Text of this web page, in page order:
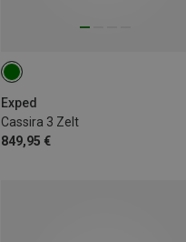
Exped
Cassira 3 Zelt
849,95 €